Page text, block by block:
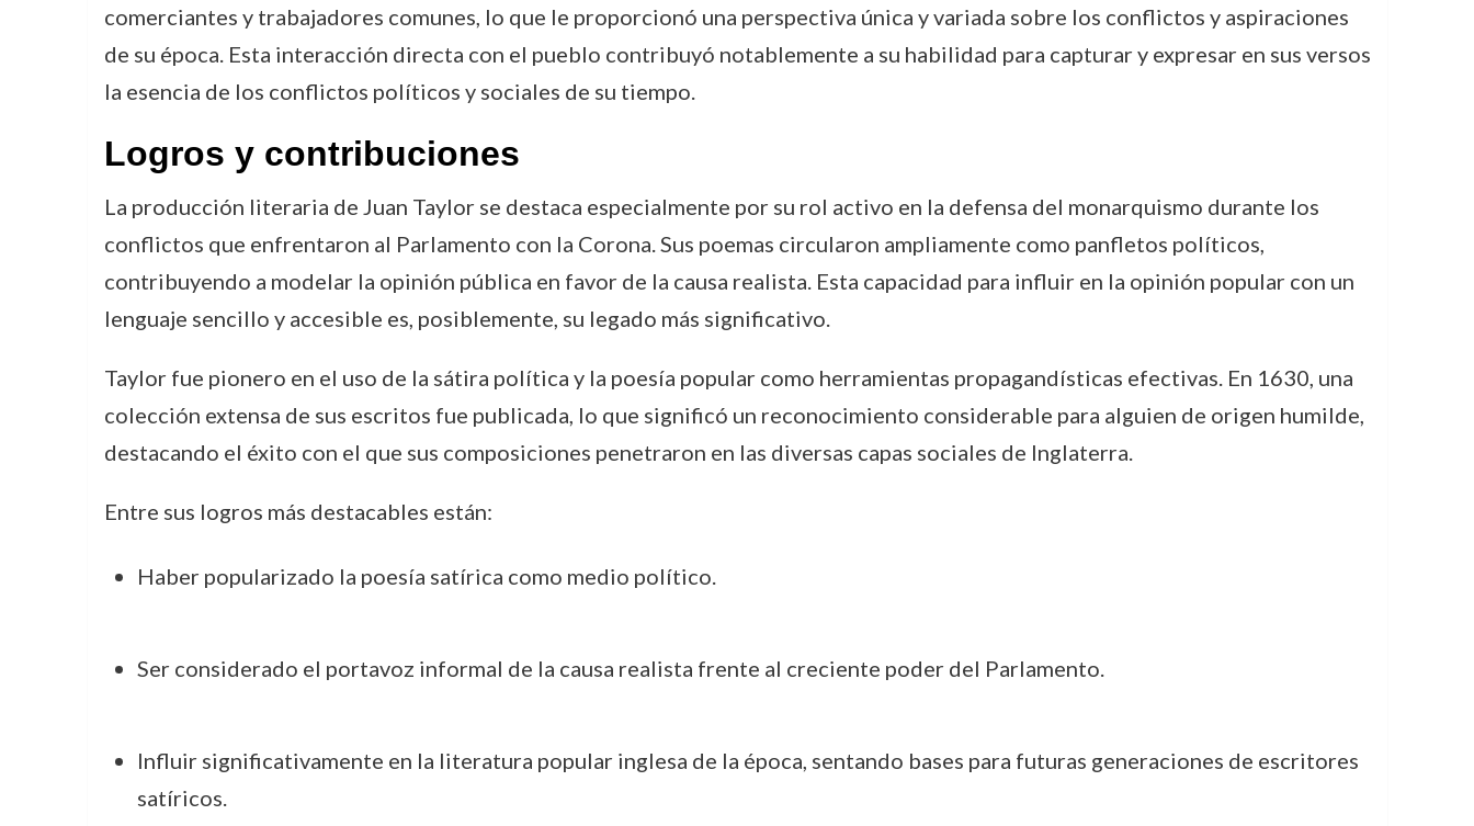
comerciantes y trabajadores comunes, lo que le proporcionó una perspectiva única y variada sobre los conflictos y aspiraciones
de su época. Esta interacción directa con el pueblo contribuyó notablemente a su habilidad para capturar y expresar en sus versos
la esencia de los conflictos políticos y sociales de su tiempo.
Logros y contribuciones
La producción literaria de Juan Taylor se destaca especialmente por su rol activo en la defensa del monarquismo durante los
conflictos que enfrentaron al Parlamento con la Corona. Sus poemas circularon ampliamente como panfletos políticos,
contribuyendo a modelar la opinión pública en favor de la causa realista. Esta capacidad para influir en la opinión popular con un
lenguaje sencillo y accesible es, posiblemente, su legado más significativo.
Taylor fue pionero en el uso de la sátira política y la poesía popular como herramientas propagandísticas efectivas. En 1630, una
colección extensa de sus escritos fue publicada, lo que significó un reconocimiento considerable para alguien de origen humilde,
destacando el éxito con el que sus composiciones penetraron en las diversas capas sociales de Inglaterra.
Entre sus logros más destacables están:
Haber popularizado la poesía satírica como medio político.
Ser considerado el portavoz informal de la causa realista frente al creciente poder del Parlamento.
Influir significativamente en la literatura popular inglesa de la época, sentando bases para futuras generaciones de escritores
satíricos.